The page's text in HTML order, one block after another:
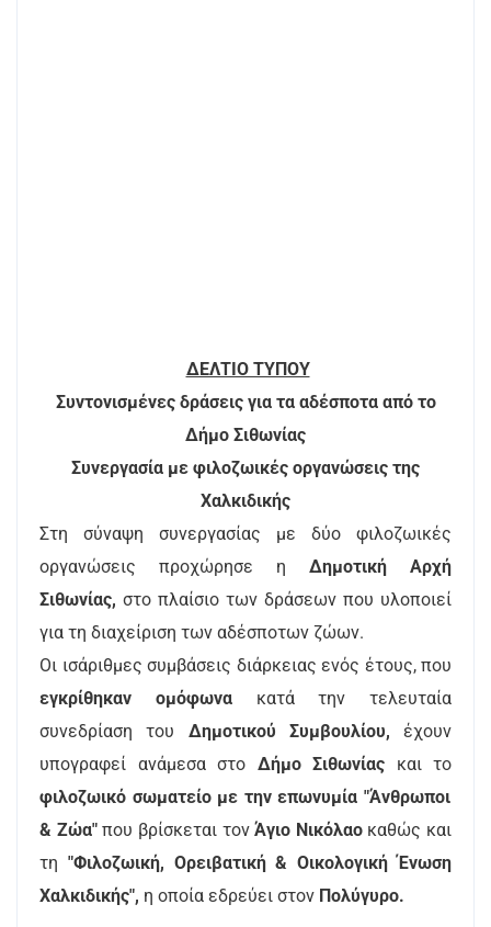
ΔΕΛΤΙΟ ΤΥΠΟΥ
Συντονισμένες δράσεις για τα αδέσποτα από το
Δήμο Σιθωνίας
Συνεργασία με φιλοζωικές οργανώσεις της
Χαλκιδικής
Στη σύναψη συνεργασίας με δύο φιλοζωικές
οργανώσεις προχώρησε η Δημοτική Αρχή
Σιθωνίας, στο πλαίσιο των δράσεων που υλοποιεί
για τη διαχείριση των αδέσποτων ζώων.
Οι ισάριθμες συμβάσεις διάρκειας ενός έτους, που
εγκρίθηκαν ομόφωνακατά την τελευταία
συνεδρίαση του Δημοτικού Συμβουλίου, έχουν
υπογραφεί ανάμεσα στο Δήμο Σιθωνίας και το
φιλοζωικό σωματείο με την επωνυμία "Άνθρωποι
& Ζώα"που βρίσκεται τονΆγιο Νικόλαοκαθώς και
τη "Φιλοζωική, Ορειβατική & Οικολογική Ένωση
Χαλκιδικής", η οποία εδρεύει στον Πολύγυρο.